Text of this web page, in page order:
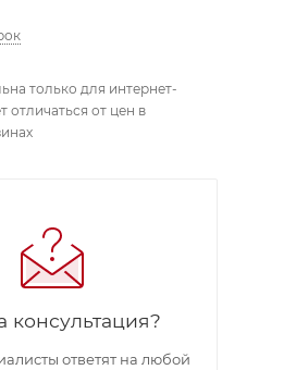
только для интернет-
отличаться от цен в
консультация?
ответят на любой